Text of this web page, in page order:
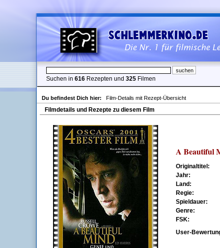
Suchen in 616 Rezepten und 325 Filmen
Du befindest Dich hier: Film-Details mit Rezept-Übersicht
Filmdetails und Rezepte zu diesem Film
A Beautiful
Originaltitel:
Jahr:
Land:
Regie:
Spieldauer:
Genre:
FSK:
User-